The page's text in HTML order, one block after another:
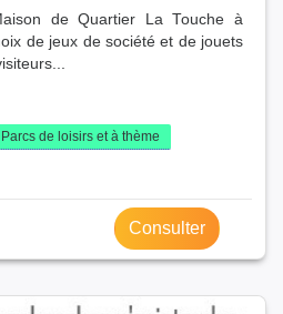
de Quartier La Touche à
de jeux de société et de jouets
Parcs de loisirs et à thème
Consulter